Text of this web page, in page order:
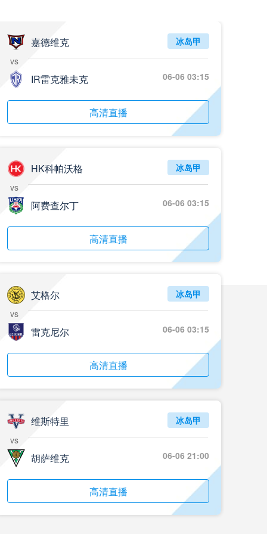
嘉德维克
vs
IR雷克雅未克
冰岛甲
06-06 03:15
高清直播
HK科帕沃格
vs
阿费查尔丁
冰岛甲
06-06 03:15
高清直播
艾格尔
vs
雷克尼尔
冰岛甲
06-06 03:15
高清直播
维斯特里
vs
胡萨维克
冰岛甲
06-06 21:00
高清直播